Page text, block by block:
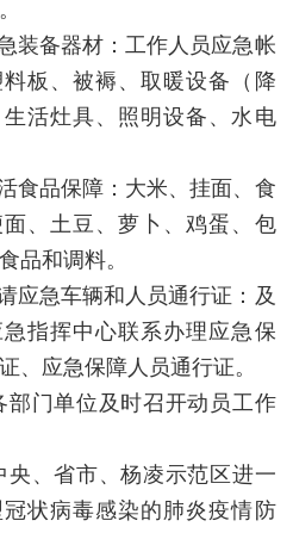
装备器材：工作人员应急帐
板、被褥、取暖设备（降
活灶具、照明设备、水电
食品保障：大米、挂面、食
、土豆、萝卜、鸡蛋、包
品和调料。
应急车辆和人员通行证：及
指挥中心联系办理应急保
、应急保障人员通行证。
部门单位及时召开动员工作
央、省市、杨凌示范区进一
状病毒感染的肺炎疫情防